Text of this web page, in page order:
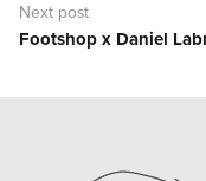
Next post
Next
Footshop x Daniel